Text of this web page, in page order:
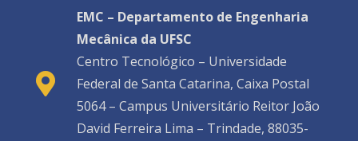
EMC – Departamento de Engenharia
Mecânica da UFSC
Centro Tecnológico – Universidade
Federal de Santa Catarina, Caixa Postal
5064 – Campus Universitário Reitor João
David Ferreira Lima – Trindade, 88035-